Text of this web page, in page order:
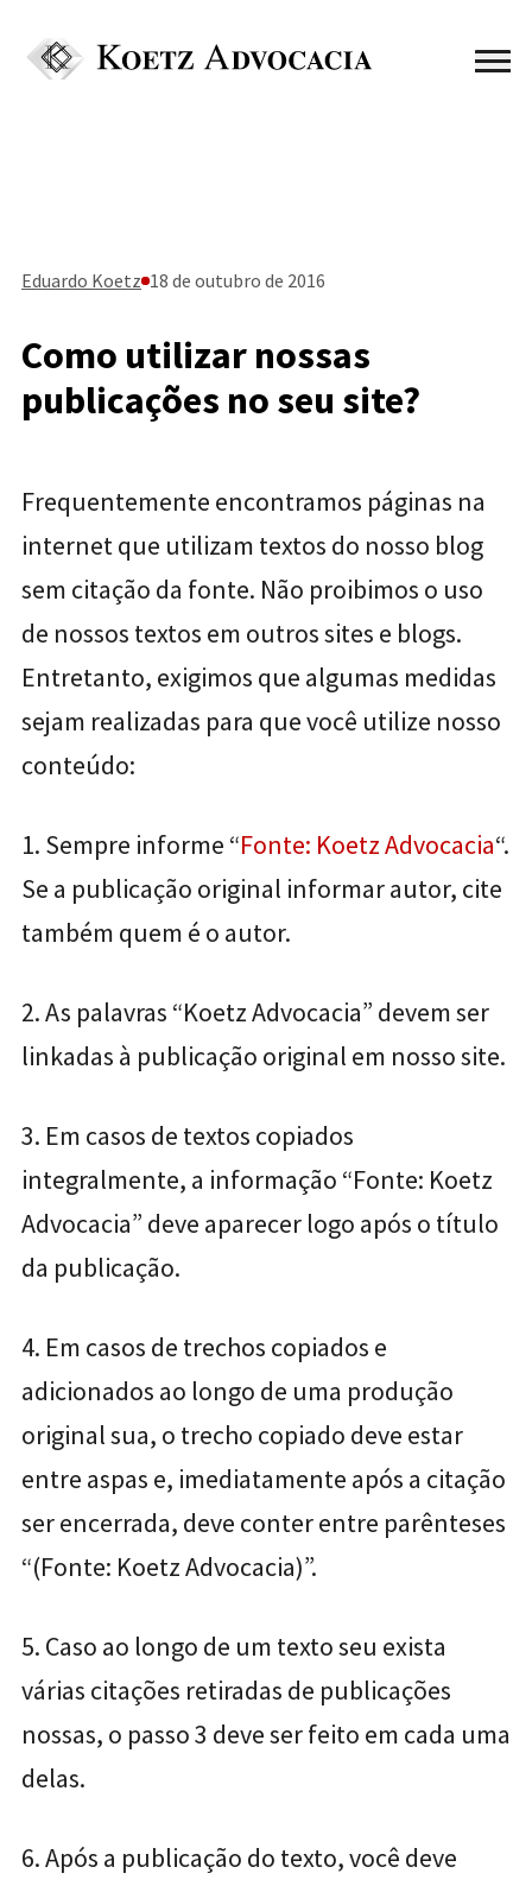
Eduardo Koetz 18 de outubro de 2016
Como utilizar nossas
publicações no seu site?
Frequentemente encontramos páginas na
internet que utilizam textos do nosso blog
sem citação da fonte. Não proibimos o uso
de nossos textos em outros sites e blogs.
Entretanto, exigimos que algumas medidas
sejam realizadas para que você utilize nosso
conteúdo:
1. Sempre informe “Fonte: Koetz Advocacia“.
Se a publicação original informar autor, cite
também quem é o autor.
2. As palavras “Koetz Advocacia” devem ser
linkadas à publicação original em nosso site.
3. Em casos de textos copiados
integralmente, a informação “Fonte: Koetz
Advocacia” deve aparecer logo após o título
da publicação.
4. Em casos de trechos copiados e
adicionados ao longo de uma produção
original sua, o trecho copiado deve estar
entre aspas e, imediatamente após a citação
ser encerrada, deve conter entre parênteses
“(Fonte: Koetz Advocacia)”.
5. Caso ao longo de um texto seu exista
várias citações retiradas de publicações
nossas, o passo 3 deve ser feito em cada uma
delas.
6. Após a publicação do texto, você deve